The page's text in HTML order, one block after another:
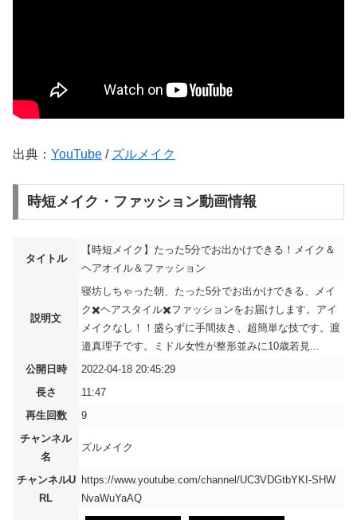
出典： YouTube / ズルメイク
時短メイク・ファッション動画情報
タイトル
【時短メイク】たった5分でお出かけできる！メイク＆
ヘアオイル＆ファッション
説明文
寝坊しちゃった朝、たった5分でお出かけできる、メイ
ク✖️ヘアスタイル✖️ファッションをお届けします。アイ
メイクなし！！盛らずに手間抜き、超簡単な技です。渡
邉真理子です。ミドル女性が整形並みに10歳若見...
公開日時
2022-04-18 20:45:29
長さ
11:47
再生回数
9
チャンネル
名
ズルメイク
チャンネルU
RL
https://www.youtube.com/channel/UC3VDGtbYKI-SHW
NvaWuYaAQ